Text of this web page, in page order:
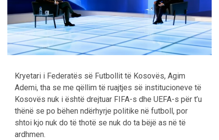
Kryetari i Federatës së Futbollit të Kosovës, Agim
Ademi, tha se me qëllim të ruajtjes së institucioneve të
Kosovës nuk i është drejtuar FIFA-s dhe UEFA-s për t’u
thënë se po bëhen ndërhyrje politike në futboll, por
shtoi kjo nuk do të thotë se nuk do ta bëjë as në të
ardhmen.